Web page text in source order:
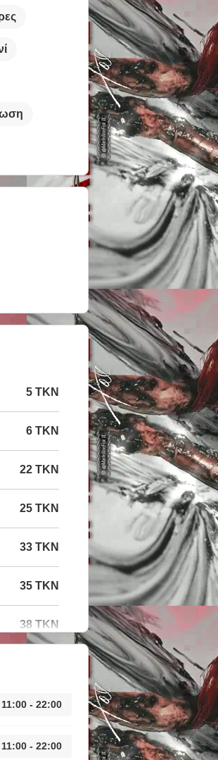
5 TKN
6 TKN
22 TKN
25 TKN
33 TKN
35 TKN
38 TKN
11:00 - 22:00
11:00 - 22:00